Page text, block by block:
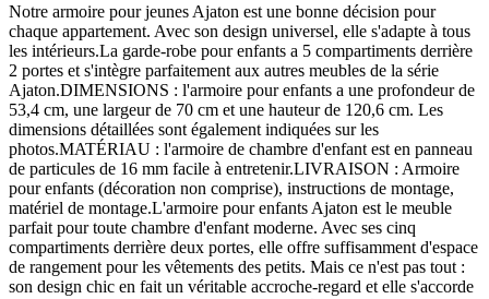
Notre armoire pour jeunes Ajaton est une bonne décision pour
chaque appartement. Avec son design universel, elle s'adapte à tous
les intérieurs.La garde-robe pour enfants a 5 compartiments derrière
2 portes et s'intègre parfaitement aux autres meubles de la série
Ajaton.DIMENSIONS : l'armoire pour enfants a une profondeur de
53,4 cm, une largeur de 70 cm et une hauteur de 120,6 cm. Les
dimensions détaillées sont également indiquées sur les
photos.MATÉRIAU : l'armoire de chambre d'enfant est en panneau
de particules de 16 mm facile à entretenir.LIVRAISON : Armoire
pour enfants (décoration non comprise), instructions de montage,
matériel de montage.L'armoire pour enfants Ajaton est le meuble
parfait pour toute chambre d'enfant moderne. Avec ses cinq
compartiments derrière deux portes, elle offre suffisamment d'espace
de rangement pour les vêtements des petits. Mais ce n'est pas tout :
son design chic en fait un véritable accroche-regard et elle s'accorde